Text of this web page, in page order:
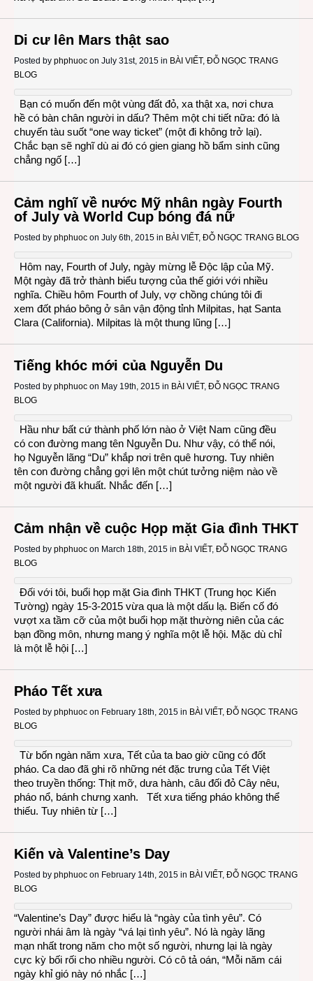
Di cư lên Mars thật sao
Posted by phphuoc on July 31st, 2015 in BÀI VIẾT, ĐỖ NGỌC TRANG
BLOG
Bạn có muốn đến một vùng đất đỏ, xa thật xa, nơi chưa
hề có bàn chân người in dấu? Thêm một chi tiết nữa: đó là
chuyến tàu suốt “one way ticket” (một đi không trở lại).
Chắc bạn sẽ nghĩ dù ai đó có gien giang hồ bẩm sinh cũng
chẳng ngố […]
Cảm nghĩ về nước Mỹ nhân ngày Fourth
of July và World Cup bóng đá nữ
Posted by phphuoc on July 6th, 2015 in BÀI VIẾT, ĐỖ NGỌC TRANG BLOG
Hôm nay, Fourth of July, ngày mừng lễ Độc lập của Mỹ.
Một ngày đã trở thành biểu tượng của thế giới với nhiều
nghĩa. Chiều hôm Fourth of July, vợ chồng chúng tôi đi
xem đốt pháo bông ở sân vận động tỉnh Milpitas, hạt Santa
Clara (California). Milpitas là một thung lũng […]
Tiếng khóc mới của Nguyễn Du
Posted by phphuoc on May 19th, 2015 in BÀI VIẾT, ĐỖ NGỌC TRANG
BLOG
Hầu như bất cứ thành phố lớn nào ở Việt Nam cũng đều
có con đường mang tên Nguyễn Du. Như vậy, có thể nói,
họ Nguyễn lãng “Du” khắp nơi trên quê hương. Tuy nhiên
tên con đường chẳng gợi lên một chút tưởng niệm nào về
một người đã khuất. Nhắc đến […]
Cảm nhận về cuộc Họp mặt Gia đình THKT
Posted by phphuoc on March 18th, 2015 in BÀI VIẾT, ĐỖ NGỌC TRANG
BLOG
Đối với tôi, buổi họp mặt Gia đình THKT (Trung học Kiến
Tường) ngày 15-3-2015 vừa qua là một dấu lạ. Biến cố đó
vượt xa tầm cỡ của một buổi họp mặt thường niên của các
bạn đồng môn, nhưng mang ý nghĩa một lễ hội. Mặc dù chỉ
là một lễ hội […]
Pháo Tết xưa
Posted by phphuoc on February 18th, 2015 in BÀI VIẾT, ĐỖ NGỌC TRANG
BLOG
Từ bốn ngàn năm xưa, Tết của ta bao giờ cũng có đốt
pháo. Ca dao đã ghi rõ những nét đặc trưng của Tết Việt
theo truyền thống: Thịt mỡ, dưa hành, câu đối đỏ Cây nêu,
pháo nổ, bánh chưng xanh. Tết xưa tiếng pháo không thể
thiếu. Tuy nhiên từ […]
Kiến và Valentine’s Day
Posted by phphuoc on February 14th, 2015 in BÀI VIẾT, ĐỖ NGỌC TRANG
BLOG
“Valentine’s Day” được hiểu là “ngày của tình yêu”. Có
người nhái âm là ngày “vá lại tình yêu”. Nó là ngày lãng
mạn nhất trong năm cho một số người, nhưng lại là ngày
cực kỳ bối rối cho nhiều người. Có cô tả oán, “Mỗi năm cái
ngày khỉ gió này nó nhắc […]